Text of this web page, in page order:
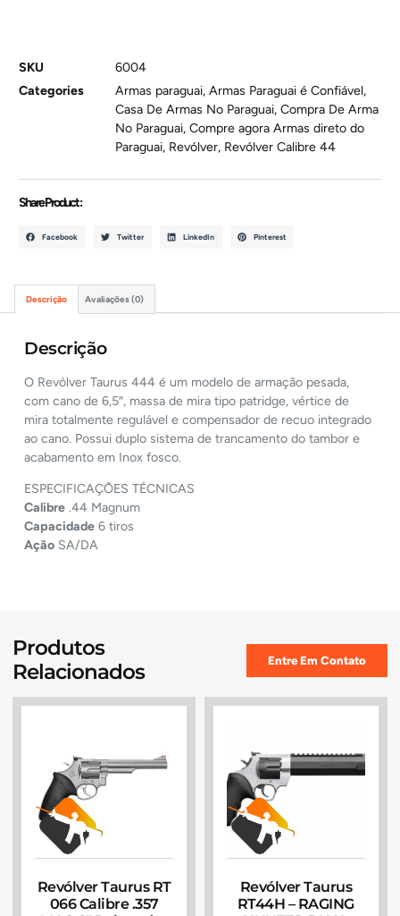
SKU
6004
Categories
Armas paraguai,Armas Paraguai é Confiável,
Casa De Armas No Paraguai,Compra De Arma
No Paraguai,Compre agora Armas direto do
Paraguai, Revólver, Revólver Calibre 44
Share Product :
Facebook Twitter LinkedIn Pinterest
Descrição Avaliações (0)
Descrição
O Revólver Taurus 444 é um modelo de armação pesada,
com cano de 6,5″, massa de mira tipo patridge, vértice de
mira totalmente regulável e compensador de recuo integrado
ao cano. Possui duplo sistema de trancamento do tambor e
acabamento em Inox fosco.
ESPECIFICAÇÕES TÉCNICAS
Calibre .44 Magnum
Capacidade 6 tiros
Ação SA/DA
Produtos
Relacionados
Entre Em Contato
Revólver Taurus RT
066 Calibre .357
Revólver Taurus
RT44H – RAGING